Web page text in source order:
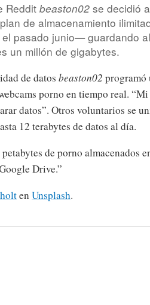
Reddit beaston02se decidió
de almacenamiento
pasado junio— guardando
un millón de gigabytes.
de datos beaston02 programó
porno en tiempo real.
datos”. Otros voluntarios se
12 terabytes de datos al día.
de porno almacenados
Drive.”
enUnsplash.